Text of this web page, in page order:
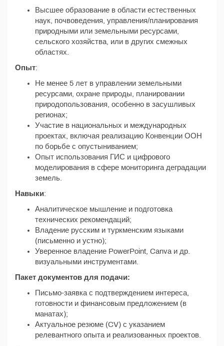
Высшее образование в области естественных
наук, почвоведения, управления/планирования
природными или земельными ресурсами,
сельского хозяйства, или в других смежных
областях.
Опыт:
Не менее 5 лет в управлении земельными
ресурсами, охране природы, планировании
природопользования, особенно в засушливых
регионах;
Участие в национальных и международных
проектах, включая реализацию Конвенции ООН
по борьбе с опустыниванием;
Опыт использования ГИС и цифрового
моделирования в сфере мониторинга деградации
земель.
Навыки:
Аналитическое мышление и подготовка
технических рекомендаций;
Владение русским и туркменским языками
(письменно и устно);
Уверенное владение PowerPoint, Canva и др.
визуальными инструментами.
Пакет документов для подачи:
Письмо-заявка с подтверждением интереса,
готовности и финансовым предложением (в
манатах);
Актуальное резюме (CV) с указанием
релевантного опыта и реализованных проектов.